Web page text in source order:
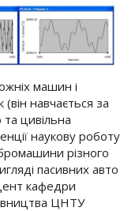
машин і
навчається за
цивільна
наукову роботу
різного
пасивних авто
кафедри
ЦНТУ